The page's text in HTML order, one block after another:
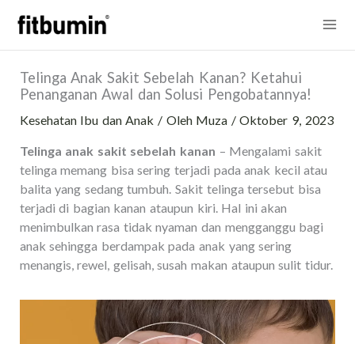
konten
Telinga Anak Sakit Sebelah Kanan? Ketahui
Penanganan Awal dan Solusi Pengobatannya!
Kesehatan Ibu dan Anak / Oleh Muza /Oktober 9, 2023
Telinga anak sakit sebelah kanan – Mengalami sakit
telinga memang bisa sering terjadi pada anak kecil atau
balita yang sedang tumbuh. Sakit telinga tersebut bisa
terjadi di bagian kanan ataupun kiri. Hal ini akan
menimbulkan rasa tidak nyaman dan mengganggu bagi
anak sehingga berdampak pada anak yang sering
menangis, rewel, gelisah, susah makan ataupun sulit tidur.